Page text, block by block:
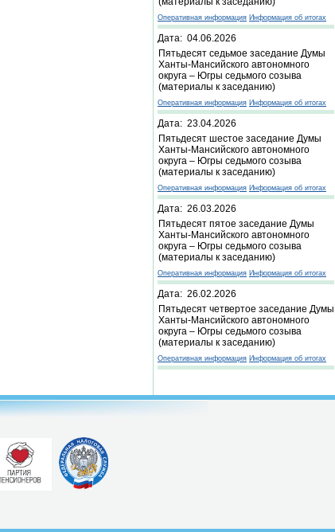
Оперативная информация Информация об итогах
Дата: 04.06.2026
Пятьдесят седьмое заседание Думы
Ханты-Мансийского автономного
округа – Югры седьмого созыва
(материалы к заседанию)
Оперативная информация Информация об итогах
Дата: 23.04.2026
Пятьдесят шестое заседание Думы
Ханты-Мансийского автономного
округа – Югры седьмого созыва
(материалы к заседанию)
Оперативная информация Информация об итогах
Дата: 26.03.2026
Пятьдесят пятое заседание Думы
Ханты-Мансийского автономного
округа – Югры седьмого созыва
(материалы к заседанию)
Оперативная информация Информация об итогах
Дата: 26.02.2026
Пятьдесят четвертое заседание Думы
Ханты-Мансийского автономного
округа – Югры седьмого созыва
(материалы к заседанию)
Оперативная информация Информация об итогах